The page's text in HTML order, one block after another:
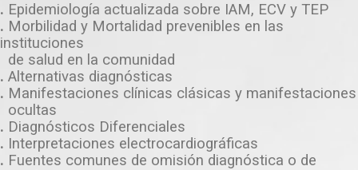
. Epidemiología actualizada sobre IAM, ECV y TEP
. Morbilidad y Mortalidad prevenibles en las
instituciones
de salud en la comunidad
. Alternativas diagnósticas
. Manifestaciones clínicas clásicas y manifestaciones
ocultas
. Diagnósticos Diferenciales
. Interpretaciones electrocardiográficas
. Fuentes comunes de omisión diagnóstica o de